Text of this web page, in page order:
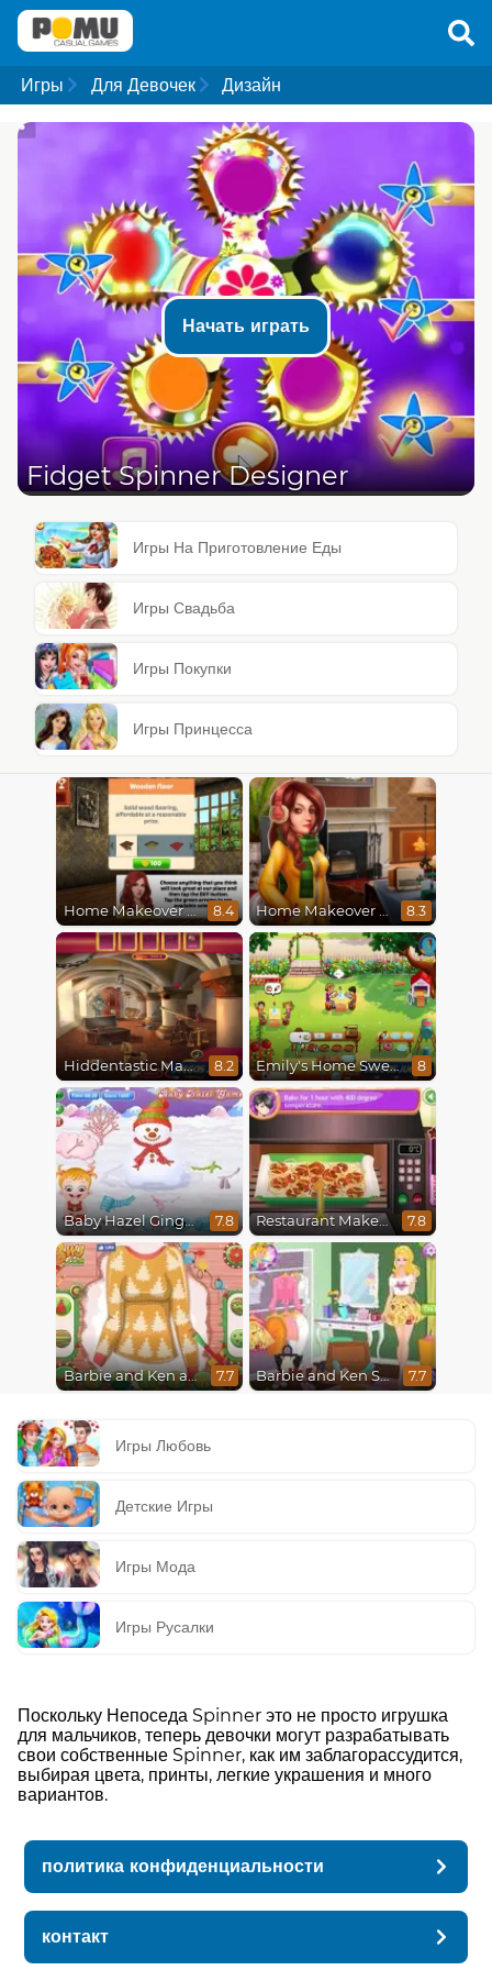
Игры Для Девочек Дизайн
Начать играть
Fidget Spinner Designer
Игры На Приготовление Еды
Игры Свадьба
Игры Покупки
Игры Принцесса
Home Makeover Hidden Object 8.4 Home Makeover 2 Hidden Object 8.3
Hiddentastic Mansion 8.2 Emily's Home Sweet Home 8
Baby Hazel Gingerbread House 7.8 Restaurant Makeover 7.8
Barbie and Ken a Perfect Christmas 7.7 Barbie and Ken Spring City Break 7.7
Игры Любовь
Детские Игры
Игры Мода
Игры Русалки
Поскольку Непоседа Spinner это не просто игрушка
для мальчиков, теперь девочки могут разрабатывать
свои собственные Spinner, как им заблагорассудится,
выбирая цвета, принты, легкие украшения и много
вариантов.
политика конфиденциальности
контакт